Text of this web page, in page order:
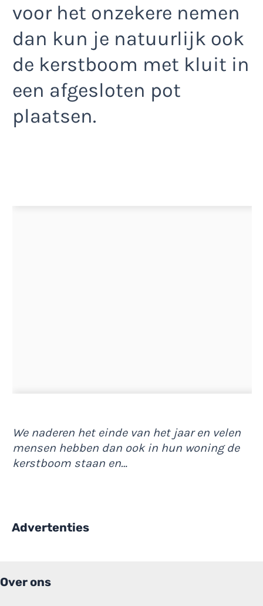
voor het onzekere nemen
dan kun je natuurlijk ook
de kerstboom met kluit in
een afgesloten pot
plaatsen.
We naderen het einde van het jaar en velen
mensen hebben dan ook in hun woning de
kerstboom staan en…
Advertenties
Over ons